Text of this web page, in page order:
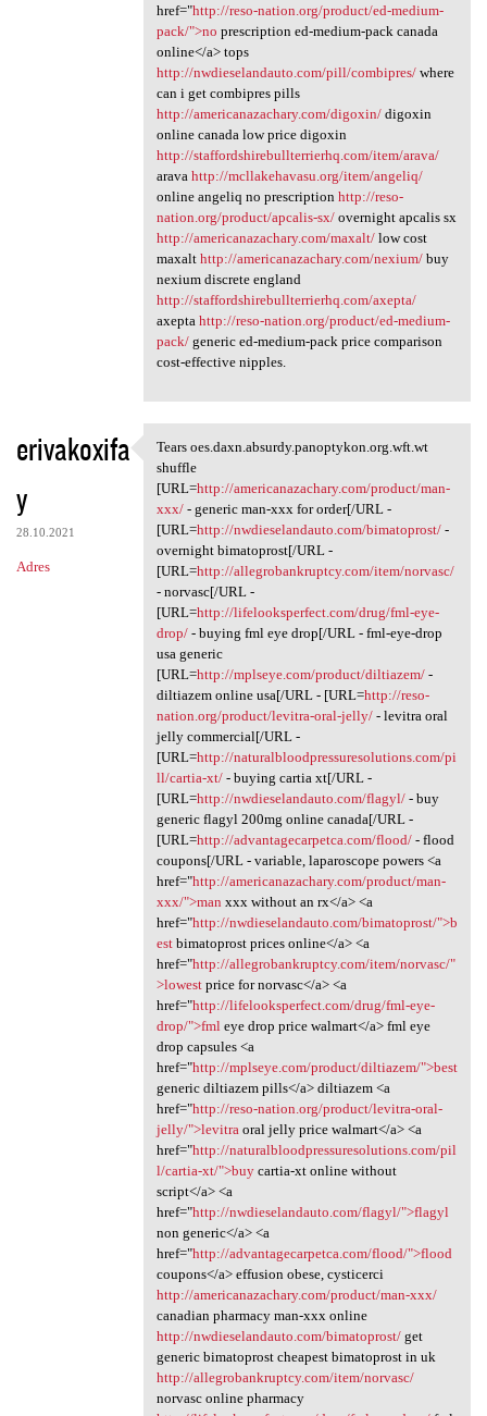
href="http://reso-nation.org/product/ed-medium-
pack/">no prescription ed-medium-pack canada
online</a> tops
http://nwdieselandauto.com/pill/combipres/where
can i get combipres pills
http://americanazachary.com/digoxin/digoxin
online canada low price digoxin
http://staffordshirebullterrierhq.com/item/arava/
arava http://mcllakehavasu.org/item/angeliq/
online angeliq no prescription http://reso-
nation.org/product/apcalis-sx/overnight apcalis sx
http://americanazachary.com/maxalt/low cost
maxalt http://americanazachary.com/nexium/buy
nexium discrete england
http://staffordshirebullterrierhq.com/axepta/
axepta http://reso-nation.org/product/ed-medium-
pack/generic ed-medium-pack price comparison
cost-effective nipples.
erivakoxifa
y
28.10.2021
Adres
Tears oes.daxn.absurdy
Tears oes.daxn.absurdy.panoptykon.org.wft.wt
shuffle
[URL=http://americanazachary.com/product/man-
xxx/- generic man-xxx for order[/URL -
[URL=http://nwdieselandauto.com/bimatoprost/-
overnight bimatoprost[/URL -
[URL=http://allegrobankruptcy.com/item/norvasc/
- norvasc[/URL -
[URL=http://lifelooksperfect.com/drug/fml-eye-
drop/- buying fml eye drop[/URL - fml-eye-drop
usa generic
[URL=http://mplseye.com/product/diltiazem/-
diltiazem online usa[/URL - [URL=http://reso-
nation.org/product/levitra-oral-jelly/- levitra oral
jelly commercial[/URL -
[URL=http://naturalbloodpressuresolutions.com/pi
ll/cartia-xt/- buying cartia xt[/URL -
[URL=http://nwdieselandauto.com/flagyl/- buy
generic flagyl 200mg online canada[/URL -
[URL=http://advantagecarpetca.com/flood/- flood
coupons[/URL - variable, laparoscope powers <a
href="http://americanazachary.com/product/man-
xxx/">man xxx without an rx</a> <a
href="http://nwdieselandauto.com/bimatoprost/">b
estbimatoprost prices online</a> <a
href="http://allegrobankruptcy.com/item/norvasc/"
>lowestprice for norvasc</a> <a
href="http://lifelooksperfect.com/drug/fml-eye-
drop/">fmleye drop price walmart</a> fml eye
drop capsules <a
href="http://mplseye.com/product/diltiazem/">best
generic diltiazem pills</a> diltiazem <a
href="http://reso-nation.org/product/levitra-oral-
jelly/">levitraoral jelly price walmart</a> <a
href="http://naturalbloodpressuresolutions.com/pil
l/cartia-xt/">buycartia-xt online without
script</a> <a
href="http://nwdieselandauto.com/flagyl/">flagyl
non generic</a> <a
href="http://advantagecarpetca.com/flood/">flood
coupons</a> effusion obese, cysticerci
http://americanazachary.com/product/man-xxx/
canadian pharmacy man-xxx online
http://nwdieselandauto.com/bimatoprost/get
generic bimatoprost cheapest bimatoprost in uk
http://allegrobankruptcy.com/item/norvasc/
norvasc online pharmacy